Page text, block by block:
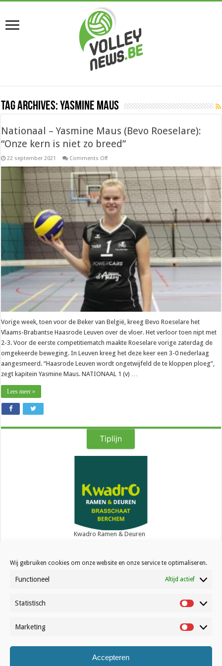
Wij gebruiken cookies om onze website en onze service te optimaliseren.
Functioneel Altijd actief
Statistisch Statistisch
Marketing
Accepteren
Tag Archives:Yasmine Maus
Nationaal – Yasmine Maus (Bevo Roeselare):
“Onze kern is niet zo breed”
22 september 2021 Comments Offon
–
Yasmine
Maus
(Bevo
Roeselare):
“Onze
kern
is
zo
breed”
Vorige week, toen voor de Beker van België, kreeg Bevo Roeselare het
Vlaams-Brabantse Haasrode Leuven over de vloer. Het verloor toen nipt met
2-3. Voor de eerste competitiematch maakte Roeselare vorige zaterdag de
omgekeerde beweging. In Leuven kreeg het deze keer een 3-0 nederlaag
aangesmeerd. “Haasrode Leuven wordt ongetwijfeld de te kloppen ploeg”,
zegt kapitein Yasmine Maus. NATIONAAL 1 (v) …
Lees meer »
Tiplijn
Kwadro Ramen & Deuren
Contact